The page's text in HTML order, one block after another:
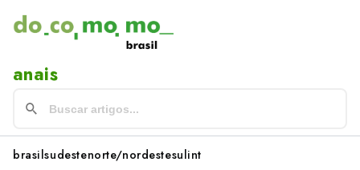
anais
brasilsudestenorte/nordestesulint